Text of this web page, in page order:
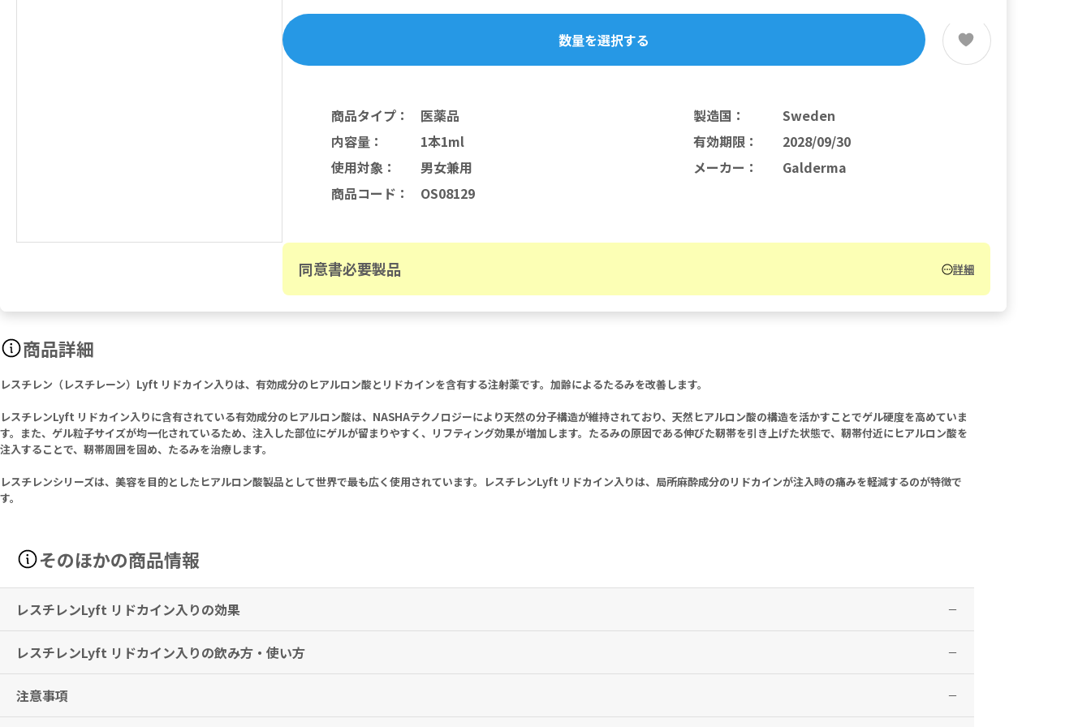
数量を選択する
商品タイプ：
医薬品
内容量：
1本1ml
使用対象：
男女兼用
商品コード ： OS08129
製造国 ：
Sweden
有効期限：
2028/09/30
メーカー ： Galderma
同意書必要製品 詳細
商品詳細
レスチレン（レスチレーン）Lyft リドカイン入りは、有効成分のヒアルロン酸とリドカインを含有する注射薬です。加齢によるたるみを改善します。
レスチレンLyft リドカイン入りに含有されている有効成分のヒアルロン酸は、NASHAテクノロジーにより天然の分子構造が維持されており、天然ヒアルロン酸の構造を活かすことでゲル硬度を高めていま
す。また、ゲル粒子サイズが均一化されているため、注入した部位にゲルが留まりやすく、リフティング効果が増加します。たるみの原因である伸びた靭帯を引き上げた状態で、靭帯付近にヒアルロン酸を
注入することで、靭帯周囲を固め、たるみを治療します。
レスチレンシリーズは、美容を目的としたヒアルロン酸製品として世界で最も広く使用されています。レスチレンLyft リドカイン入りは、局所麻酔成分のリドカインが注入時の痛みを軽減するのが特徴で
す。
そのほかの商品情報
レスチレンLyft リドカイン入りの効果
中等度から重度の顔面の皺（ほうれい線等）の矯正及び整容
※本剤は、日本国内で適応がないため、使用前に必ず医師・歯科医師・薬剤師にご相談ください。
※効果には個人差がありますことを予めご了承ください。
レスチレンLyft リドカイン入りの飲み方・使い方
本品は、真皮中間層から深層に注入し、中等度から重度の顔面の皺（ほうれい線等）の矯正及び整容を目的とする。
注意事項